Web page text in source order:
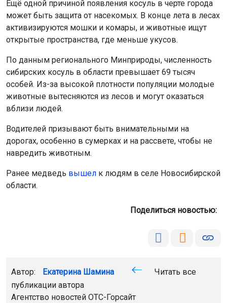
Ещё одной причиной появления косуль в черте города
может быть защита от насекомых. В конце лета в лесах
активизируются мошки и комары, и животные ищут
открытые пространства, где меньше укусов.
По данным регионального Минприроды, численность
сибирских косуль в области превышает 69 тысяч
особей. Из-за высокой плотности популяции молодые
животные вытесняются из лесов и могут оказаться
вблизи людей.
Водителей призывают быть внимательными на
дорогах, особенно в сумерках и на рассвете, чтобы не
навредить животным.
Ранее медведь вышел к людям в селе Новосибирской
области.
Поделиться новостью:
Автор: Екатерина Шамина
Читать все
публикации автора
Агентство новостей ОТС-Горсайт